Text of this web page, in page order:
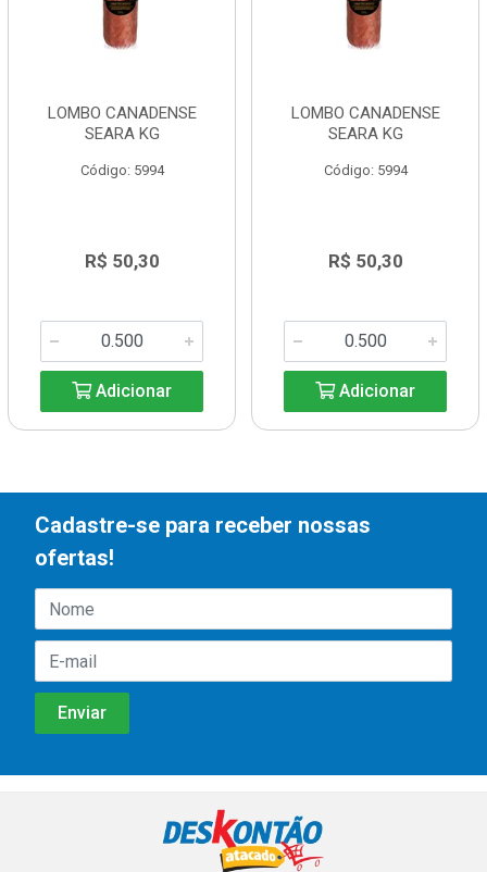
LOMBO CANADENSE
SEARA KG
Código: 5994
R$ 50,30
Adicionar
LOMBO CANADENSE
SEARA KG
Código: 5994
R$ 50,30
Adicionar
Cadastre-se para receber nossas
ofertas!